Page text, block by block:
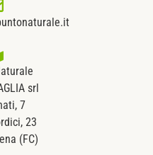
srl
7
23
(FC)